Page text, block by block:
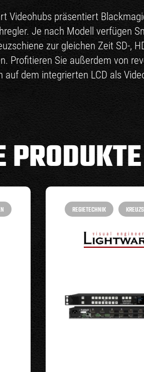
Videohubs präsentiert
Je nach Modell verfügen
zur gleichen Zeit SD-,
Profitieren Sie außerdem von
auf dem integrierten LCD als
REGIETECHNIK